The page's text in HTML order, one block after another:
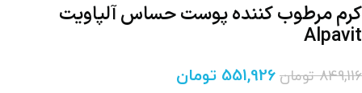
کرم مرطوب کننده پوست حساس آلپاویت
Alpavit
849,116 تومان 551,926 تومان